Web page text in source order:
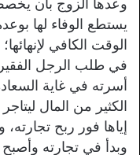
يستطع الوفاء لها
الوقت الكافي
في طلب الرجل
أسرته في غاية
الكثير من المال
إياها فور ربح تجارته،
وبدأ في تجارته